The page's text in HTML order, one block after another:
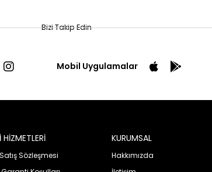
Bizi Takip Edin
Mobil Uygulamalar
HİZMETLERİ
Sözleşmesi
KURUMSAL
Hakkımızda